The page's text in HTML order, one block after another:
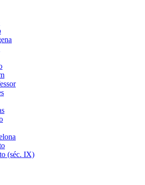
(séc. IX)